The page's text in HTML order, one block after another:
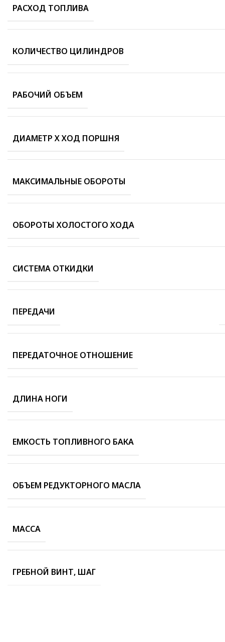
РАСХОД ТОПЛИВА
КОЛИЧЕСТВО ЦИЛИНДРОВ
РАБОЧИЙ ОБЪЕМ
ДИАМЕТР Х ХОД ПОРШНЯ
МАКСИМАЛЬНЫЕ ОБОРОТЫ
ОБОРОТЫ ХОЛОСТОГО ХОДА
СИСТЕМА ОТКИДКИ
ПЕРЕДАЧИ
ПЕРЕДАТОЧНОЕ ОТНОШЕНИЕ
ДЛИНА НОГИ
ЕМКОСТЬ ТОПЛИВНОГО БАКА
ОБЪЕМ РЕДУКТОРНОГО МАСЛА
МАССА
ГРЕБНОЙ ВИНТ, ШАГ